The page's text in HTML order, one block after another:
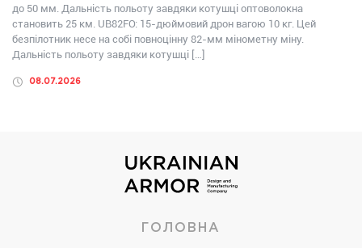
до 50 мм. Дальність польоту завдяки котушці оптоволокна
становить 25 км. UB82FО: 15-дюймовий дрон вагою 10 кг. Цей
безпілотник несе на собі повноцінну 82-мм мінометну міну.
Дальність польоту завдяки котушці […]
08.07.2026
ГОЛОВНА